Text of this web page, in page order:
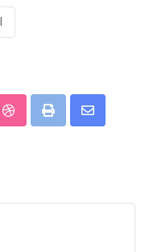
StumbleUpon
Print
Share